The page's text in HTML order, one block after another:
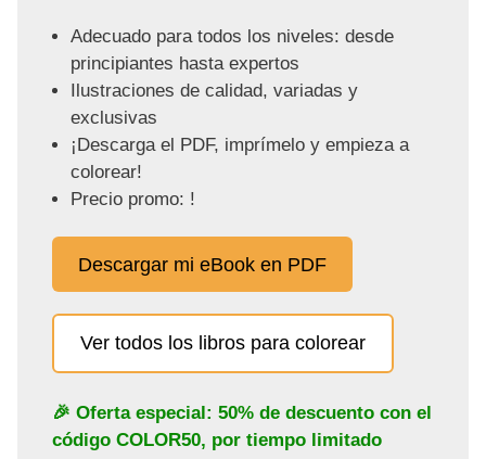
Adecuado para todos los niveles: desde
principiantes hasta expertos
Ilustraciones de calidad, variadas y
exclusivas
¡Descarga el PDF, imprímelo y empieza a
colorear!
Precio promo: !
Descargar mi eBook en PDF
Ver todos los libros para colorear
🎉 Oferta especial: 50% de descuento con el
código COLOR50, por tiempo limitado